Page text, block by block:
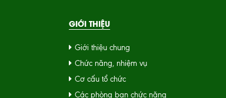
GIỚI THIỆU
Giới thiệu chung
Chức năng, nhiệm vụ
Cơ cấu tổ chức
Các phòng ban chức năng